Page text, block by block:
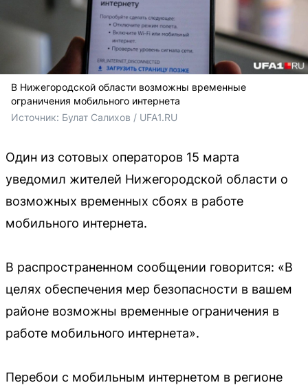
В Нижегородской области возможны временные
ограничения мобильного интернета
Источник: Булат Салихов / UFA1.RU
Один из сотовых операторов 15 марта
уведомил жителей Нижегородской области о
возможных временных сбоях в работе
мобильного интернета.
В распространенном сообщении говорится: «В
целях обеспечения мер безопасности в вашем
районе возможны временные ограничения в
работе мобильного интернета».
Перебои с мобильным интернетом в регионе